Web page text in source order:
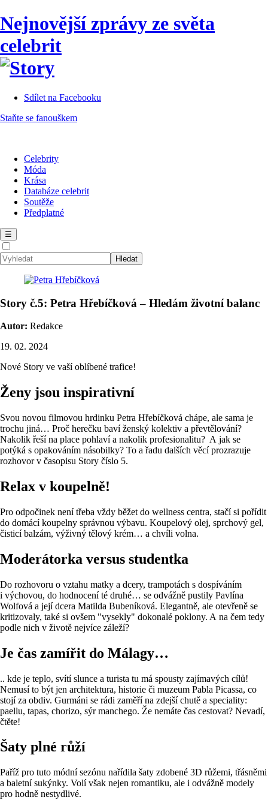
Nejnovější zprávy ze světa
celebrit
Sdílet na Facebooku
Staňte se fanouškem
Celebrity
Móda
Krása
Databáze celebrit
Soutěže
Předplatné
☰
Story č.5: Petra Hřebíčková – Hledám životní balanc
Autor: Redakce
19. 02. 2024
Nové Story ve vaší oblíbené trafice!
Ženy jsou inspirativní
Svou novou filmovou hrdinku Petra Hřebíčková chápe, ale sama je
trochu jiná… Proč herečku baví ženský kolektiv a převtělování?
Nakolik řeší na place pohlaví a nakolik profesionalitu? A jak se
potýká s opakováním násobilky? To a řadu dalších věcí prozrazuje
rozhovor v časopisu Story číslo 5.
Relax v koupelně!
Pro odpočinek není třeba vždy běžet do wellness centra, stačí si pořídit
do domácí koupelny správnou výbavu. Koupelový olej, sprchový gel,
čisticí balzám, výživný tělový krém… a chvíli volna.
Moderátorka versus studentka
Do rozhovoru o vztahu matky a dcery, trampotách s dospíváním
i výchovou, do hodnocení té druhé… se odvážně pustily Pavlína
Wolfová a její dcera Matilda Bubeníková. Elegantně, ale otevřeně se
kritizovaly, také si ovšem "vysekly" dokonalé poklony. A na čem tedy
podle nich v životě nejvíce záleží?
Je čas zamířit do Málagy…
.. kde je teplo, svítí slunce a turista tu má spousty zajímavých cílů!
Nemusí to být jen architektura, historie či muzeum Pabla Picassa, co
stojí za obdiv. Gurmáni se rádi zaměří na zdejší chutě a speciality:
paellu, tapas, chorizo, sýr manchego. Že nemáte čas cestovat? Nevadí,
čtěte!
Šaty plné růží
Paříž pro tuto módní sezónu nařídila šaty zdobené 3D růžemi, třásněmi
a baletní sukýnky. Volí však nejen romantiku, ale i odvážně modely
pro hodně nestydlivé.